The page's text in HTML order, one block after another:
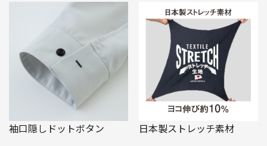
袖口隠しドットボタン 日本製ストレッチ素材